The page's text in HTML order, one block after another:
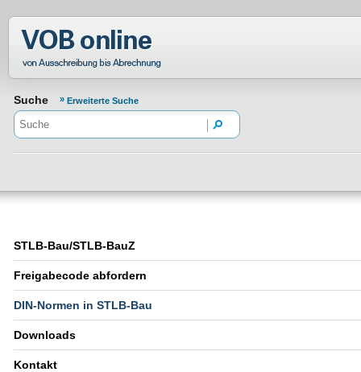
Normenportal Barrierefreiheit
Suche Erweiterte Suche
STLB-Bau/STLB-BauZ
Freigabecode abfordern
DIN-Normen in STLB-Bau
Downloads
Kontakt